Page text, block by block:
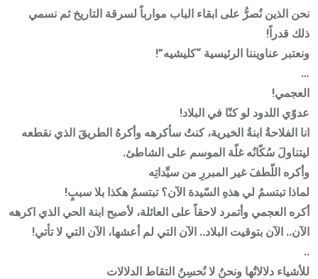
نحن الذين نُصرُّ على ابقاء الباب موارباً لسرقة التاريخ ثم نسمي
ذلك قدراً!
ونعتبر عناويننا الرئيسية “كليشيه”!
…
العجمي!
عدوّي اللدود لو كنّا في البلاد!
انا الفلاحةُ ابنةُ الخيرية، كنتُ سأكرهه وأكرهُ الطريقَ الذي نقطعه
ليتناولَ سُكّانُه غلّة الموسم على الشاطئ.
وأكره اللّطفَ غير المبررِ من سيِّداتِه
لماذا تبتسمُ لي هذهِ السّيدة الآن؟ تبتسمُ هكذا بلا سببٍ!
أكره العجمي وأتمرد لاحقاً على العائلة، لأصبح ابنة الحي الذي اكرهه
الآن.. الآن بتوقيت البلاد.. الآن التي لم أعشها، الآن التي لا تأتي!
..
للأشياء دلالاتُها ونحنُ لا نُحسِنُ التقاط الدلالات